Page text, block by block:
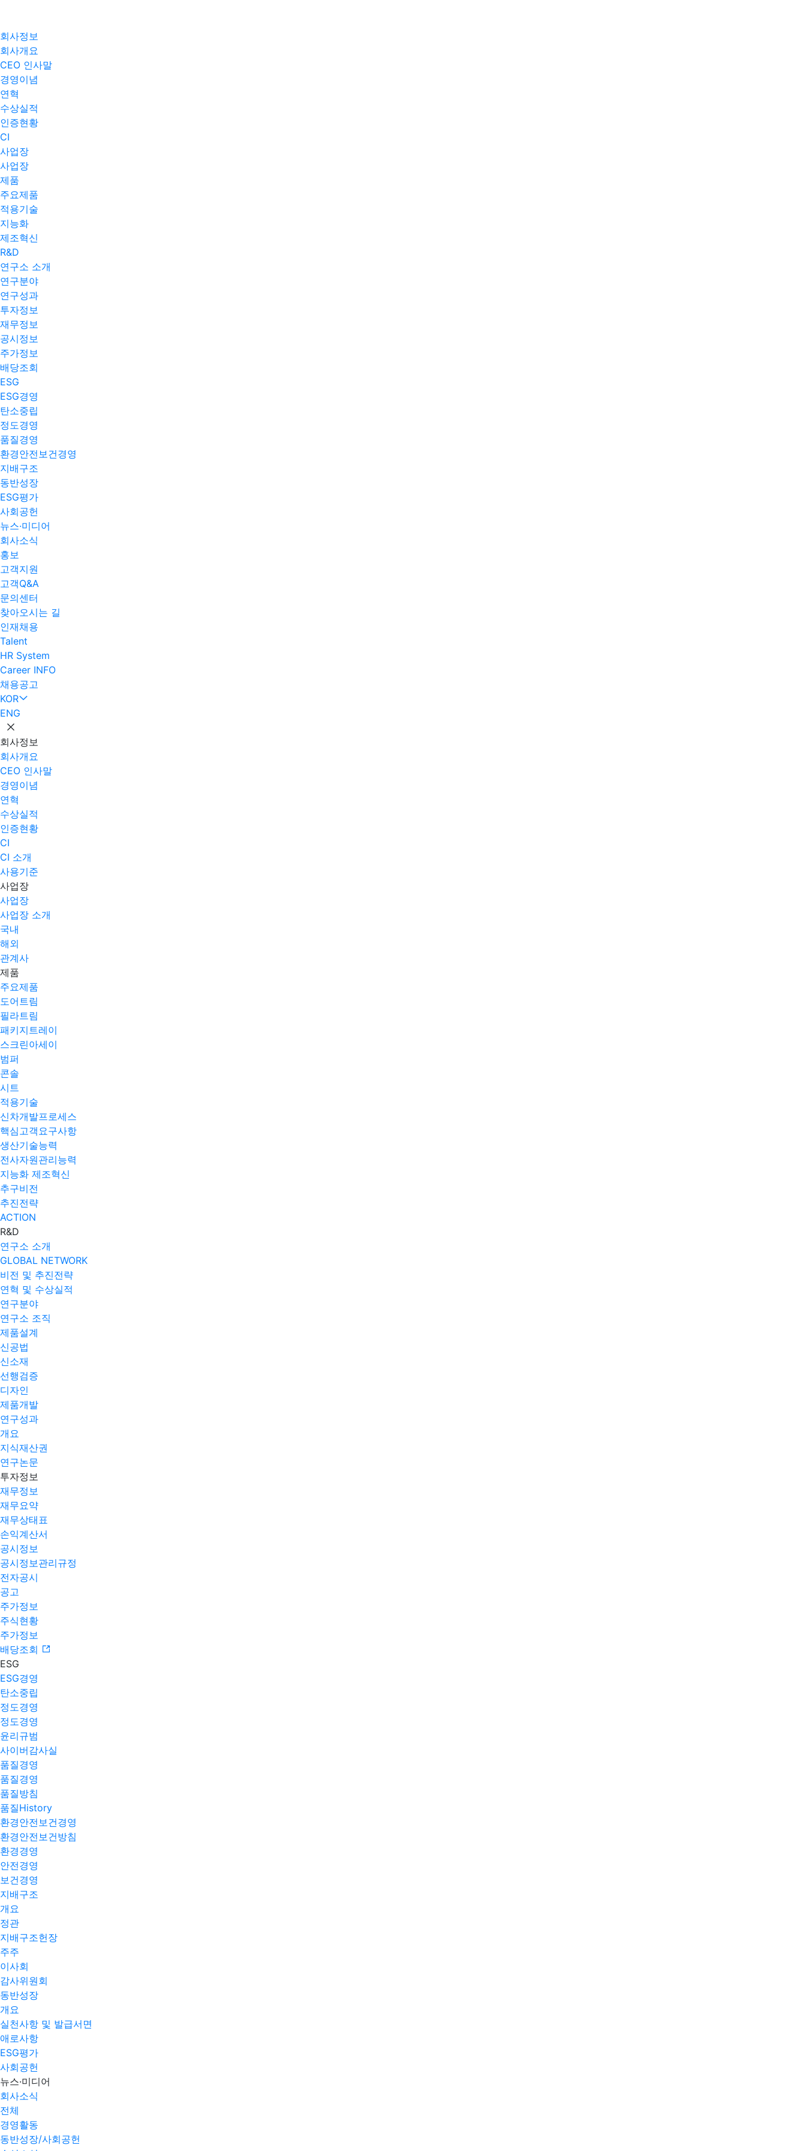
회사정보
회사개요
CEO 인사말
경영이념
연혁
수상실적
인증현황
CI
사업장
사업장
제품
주요제품​
적용기술
지능화
제조혁신
R&D
연구소 소개
연구분야
연구성과
투자정보
재무정보
공시정보
주가정보
배당조회
ESG
ESG경영
탄소중립
정도경영
품질경영
환경안전보건경영
지배구조
동반성장
ESG평가
사회공헌
뉴스·미디어
회사소식
홍보
고객지원
고객Q&A
문의센터
찾아오시는 길
인재채용
Talent
HR System
Career INFO
채용공고
KOR
ENG
회사정보
회사개요
CEO 인사말
경영이념
연혁
수상실적
인증현황
CI
CI 소개
사용기준
사업장
사업장
사업장 소개
국내
해외
관계사
제품
주요제품​
도어트림
필라트림
패키지트레이
스크린아세이
범퍼
콘솔
시트
적용기술
신차개발프로세스
핵심고객요구사항
생산기술능력
전사자원관리능력
지능화 제조혁신
추구비전
추진전략
ACTION
R&D
연구소 소개
GLOBAL NETWORK
비전 및 추진전략
연혁 및 수상실적
연구분야
연구소 조직
제품설계
신공법
신소재
선행검증
디자인
제품개발
연구성과
개요
지식재산권
연구논문
투자정보
재무정보
재무요약
재무상태표
손익계산서
공시정보
공시정보관리규정
전자공시
공고
주가정보
주식현황
주가정보
배당조회
ESG
ESG경영
탄소중립
정도경영
정도경영
윤리규범
사이버감사실
품질경영
품질경영
품질방침
품질History
환경안전보건경영
환경안전보건방침
환경경영
안전경영
보건경영
지배구조
개요
정관
지배구조헌장
주주
이사회
감사위원회
동반성장
개요
실천사항 및 발급서면
애로사항​
ESG평가
사회공헌
뉴스·미디어
회사소식
전체
경영활동
동반성장/사회공헌